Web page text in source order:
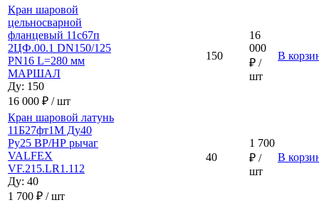
Кран шаровой
цельносварной
фланцевый 11с67п
2ЦФ.00.1 DN150/125
PN16 L=280 мм
МАРШАЛ
Ду: 150
16 000 ₽ / шт
150
16
000
₽ /
шт
В
Кран шаровой латунь
11Б27фт1М Ду40
Ру25 ВР/НР рычаг
VALFEX
VF.215.LR1.112
Ду: 40
1 700 ₽ / шт
40
1 700
₽ /
шт
В